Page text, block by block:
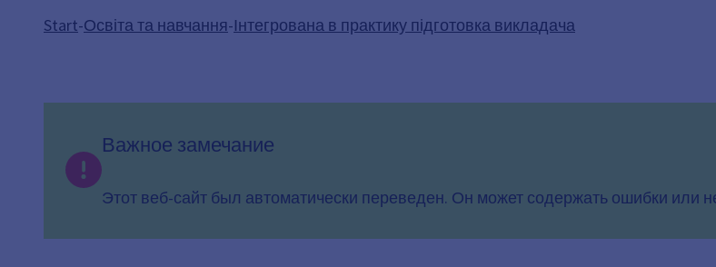
Start-Освіта та навчання-Інтегрована в практику підготовка викладача
Важное замечание
Этот веб-сайт был автоматически переведен. Он может содержать ошибки или